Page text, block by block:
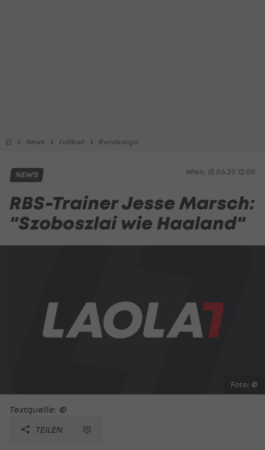
News Fußball Bundesliga
Wien, 15.06.20 12:00
NEWS
RBS-Trainer Jesse Marsch:
"Szoboszlai wie Haaland"
Foto: ©
Textquelle: ©
TEILEN